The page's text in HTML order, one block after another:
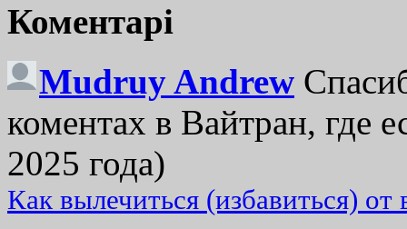
Коментарі
Mudruy Andrew
коментах в Вайтран, где
2025 года)
Как вылечиться (избавиться)